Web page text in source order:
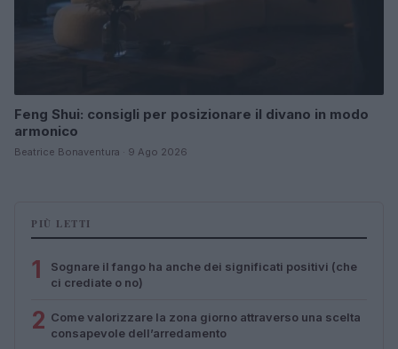
Feng Shui: consigli per posizionare il divano in modo
armonico
Beatrice Bonaventura · 9 Ago 2026
PIÙ LETTI
1
Sognare il fango ha anche dei significati positivi (che
ci crediate o no)
2 Come valorizzare la zona giorno attraverso una scelta
consapevole dell’arredamento